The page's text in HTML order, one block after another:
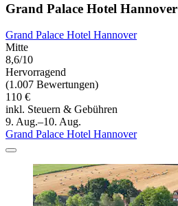
Grand Palace Hotel Hannover
Grand Palace Hotel Hannover
Mitte
8,6/10
Hervorragend
(1.007 Bewertungen)
110 €
inkl. Steuern & Gebühren
9. Aug.–10. Aug.
Grand Palace Hotel Hannover